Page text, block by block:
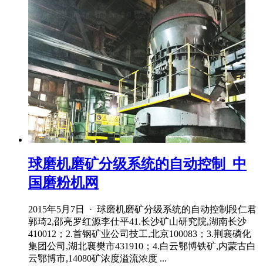
球磨机磨矿分级系统的自动控制_中
国磨粉机网
2015年5月7日 · 球磨机磨矿分级系统的自动控制段仁君
郭琦2,邵亮罗红源李仕平41.长沙矿山研究院,湖南长沙
410012；2.首钢矿业公司技工,北京100083；3.荆襄磷化
集团公司,湖北襄樊市431910；4.白云鄂博铁矿,内蒙古白
云鄂博市,14080矿浓度溢流浓度 ...